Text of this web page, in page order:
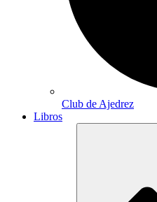
Club de Ajedrez
Libros